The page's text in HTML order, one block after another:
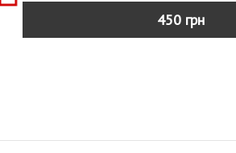
450 грн